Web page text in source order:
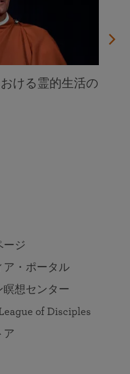
ける霊的生活の
ージ
ア・ポータル
瞑想センター
of Disciples
ア